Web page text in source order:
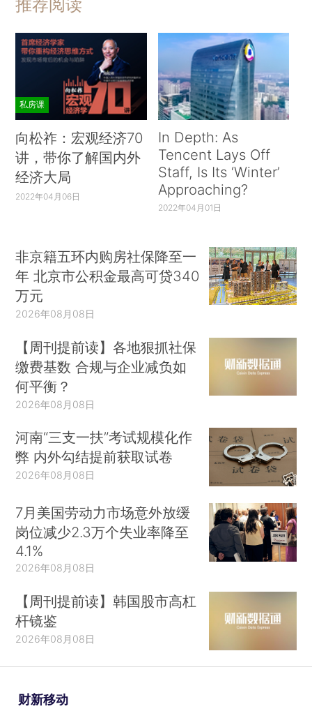
推荐阅读
私房课
向松祚：宏观经济70
讲，带你了解国内外
经济大局
2022年04月06日
In Depth: As
Tencent Lays Off
Staff, Is Its ‘Winter’
Approaching?
2022年04月01日
非京籍五环内购房社保降至一
年 北京市公积金最高可贷340
万元
2026年08月08日
【周刊提前读】各地狠抓社保
缴费基数 合规与企业减负如
何平衡？
2026年08月08日
河南“三支一扶”考试规模化作
弊 内外勾结提前获取试卷
2026年08月08日
7月美国劳动力市场意外放缓
岗位减少2.3万个失业率降至
4.1%
2026年08月08日
【周刊提前读】韩国股市高杠
杆镜鉴
2026年08月08日
财新移动